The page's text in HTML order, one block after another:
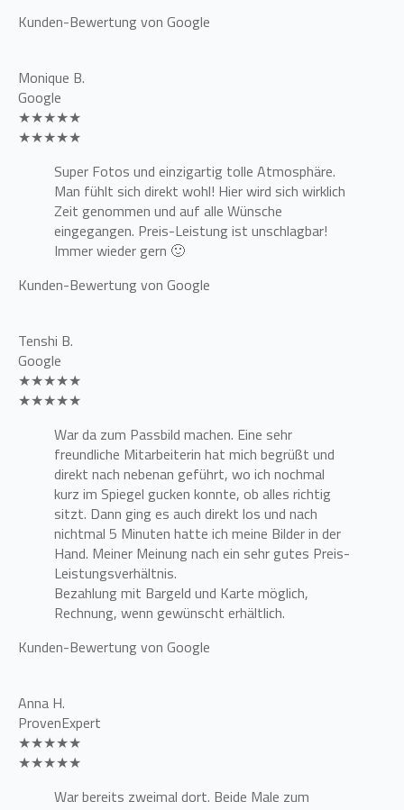
Kunden-Bewertung von Google
Monique B.
Google
★★★★★
★★★★★
Super Fotos und einzigartig tolle Atmosphäre.
Man fühlt sich direkt wohl! Hier wird sich wirklich
Zeit genommen und auf alle Wünsche
eingegangen. Preis-Leistung ist unschlagbar!
Immer wieder gern 🙂
Kunden-Bewertung von Google
Tenshi B.
Google
★★★★★
★★★★★
War da zum Passbild machen. Eine sehr
freundliche Mitarbeiterin hat mich begrüßt und
direkt nach nebenan geführt, wo ich nochmal
kurz im Spiegel gucken konnte, ob alles richtig
sitzt. Dann ging es auch direkt los und nach
nichtmal 5 Minuten hatte ich meine Bilder in der
Hand. Meiner Meinung nach ein sehr gutes Preis-
Leistungsverhältnis.
Bezahlung mit Bargeld und Karte möglich,
Rechnung, wenn gewünscht erhältlich.
Kunden-Bewertung von Google
Anna H.
ProvenExpert
★★★★★
★★★★★
War bereits zweimal dort. Beide Male zum